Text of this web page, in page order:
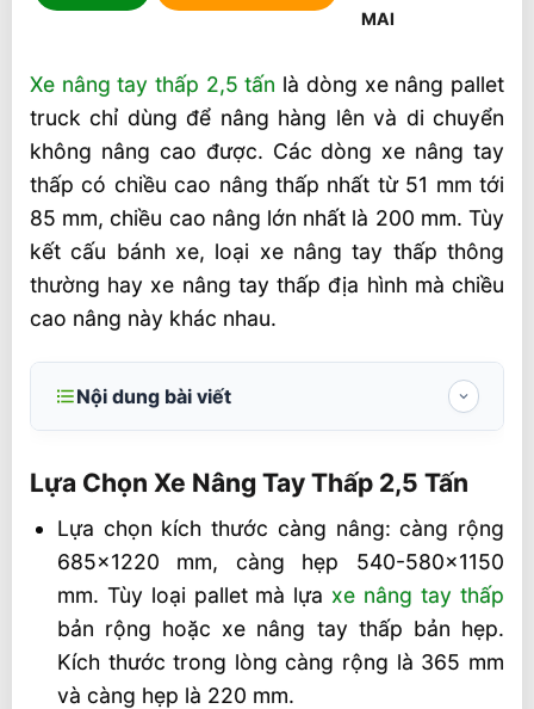
Xe nâng tay thấp 2,5 tấn là dòng xe nâng pallet
truck chỉ dùng để nâng hàng lên và di chuyển
không nâng cao được. Các dòng xe nâng tay
thấp có chiều cao nâng thấp nhất từ 51 mm tới
85 mm, chiều cao nâng lớn nhất là 200 mm. Tùy
kết cấu bánh xe, loại xe nâng tay thấp thông
thường hay xe nâng tay thấp địa hình mà chiều
cao nâng này khác nhau.
Nội dung bài viết
Bánh xe nâng tay thấp
Thế Nào Là Một Chiếc Xe Nâng Tay Thấp
2,5 Tấn Tốt Và Giá Thành?
Mua Xe Nâng Tay Thấp 2,5 Tấn
Lựa Chọn Xe Nâng Tay Thấp 2,5 Tấn
Lựa chọn kích thước càng nâng: càng rộng
685×1220 mm, càng hẹp 540-580×1150
mm. Tùy loại pallet mà lựa xe nâng tay thấp
bản rộng hoặc xe nâng tay thấp bản hẹp.
Kích thước trong lòng càng rộng là 365 mm
và càng hẹp là 220 mm.